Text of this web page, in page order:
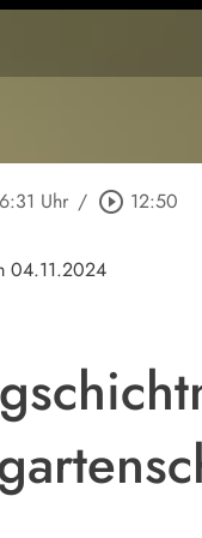
Uhr / play_circle_outline 12:50
04.11.2024